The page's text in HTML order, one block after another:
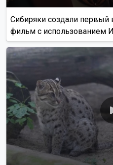
Сибиряки создали
фильм с использованием